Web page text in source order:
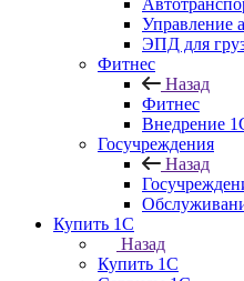
Управление
ЭПД для
Фитнес
Назад
Фитнес
Внедрение
Госучреждения
Назад
Купить 1С
Назад
Купить 1С